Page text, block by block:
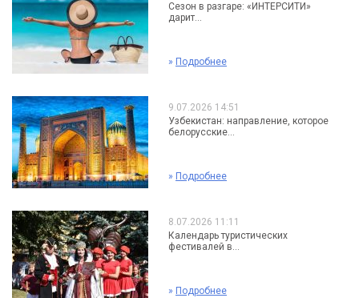
Сезон в разгаре: «ИНТЕРСИТИ»
дарит...
» Подробнее
9.07.2026 14:51
Узбекистан: направление, которое
белорусские...
» Подробнее
8.07.2026 11:11
Календарь туристических
фестивалей в...
» Подробнее